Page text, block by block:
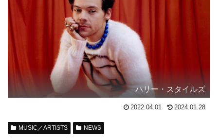
ハリー・スタイルズ
2022.04.01 2024.01.28
MUSIC／ARTISTS NEWS